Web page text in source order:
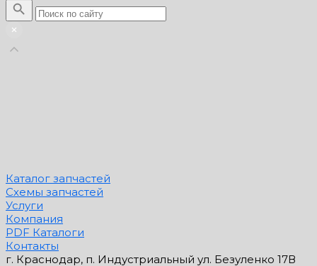
Каталог запчастей
Схемы запчастей
Услуги
Компания
PDF Каталоги
Контакты
г. Краснодар, п. Индустриальный ул. Безуленко 17В